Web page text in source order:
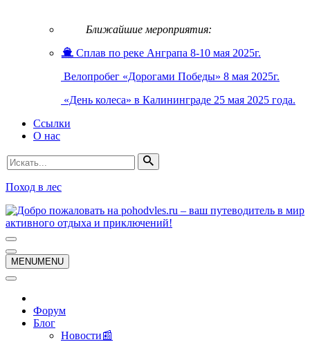
Ближайшие мероприятия:
Сплав по реке Анграпа 8-10 мая 2025г.
Велопробег «Дорогами Победы» 8 мая 2025г.
«День колеса» в Калининграде 25 мая 2025 года.
Ссылки
О нас
Искать...
Поход в лес
Меню
навигации
Меню
навигации
MENUMENU
Форум
Блог
Новости📰